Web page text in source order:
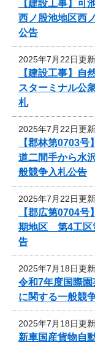
【建設工事】可
西ノ股池地区西
公告
2025年7月22日更新
【建設工事】自
スターミナル公
札
2025年7月22日更新
【郡林第0703
道二間手から水
般競争入札公告
2025年7月22日更新
【郡広第0704
期地区 第4工区
告
2025年7月18日更新
令和7年度国際
に関する一般競
2025年7月18日更新
新車国産貨物自